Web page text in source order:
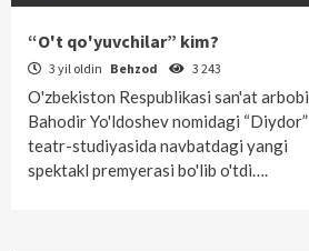
“O't qo'yuvchilar” kim?
3 yil oldin Behzod 3 243
O'zbekiston Respublikasi san'at arbobi
Bahodir Yo'ldoshev nomidagi “Diydor”
teatr-studiyasida navbatdagi yangi
spektakl premyerasi bo'lib o'tdi….